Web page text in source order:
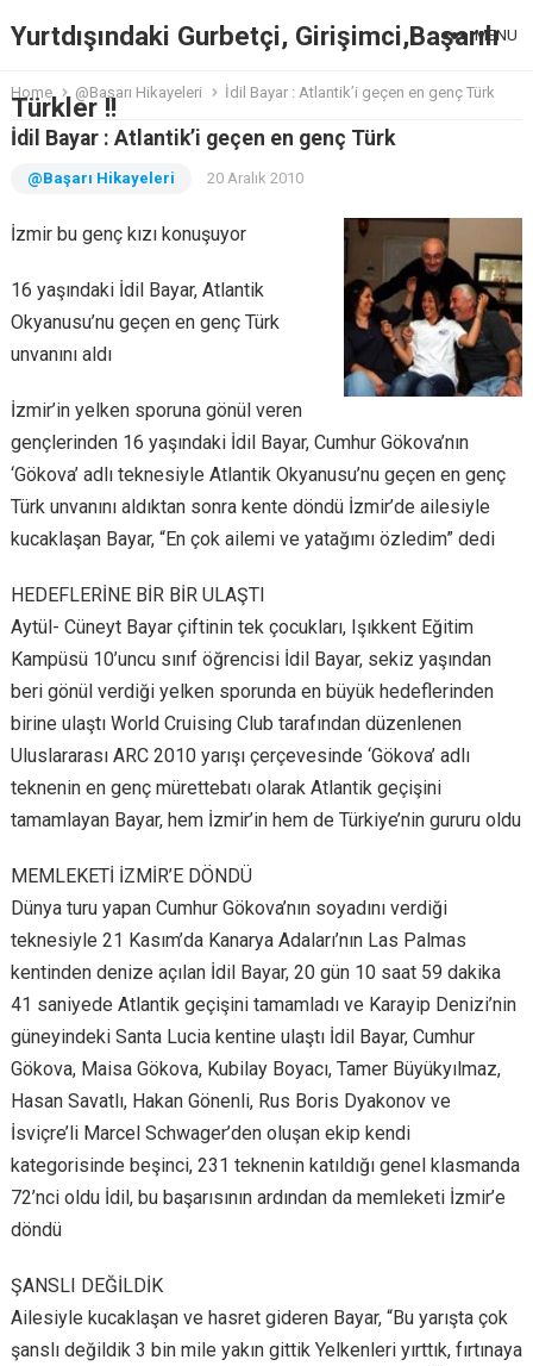
Yurtdışındaki Gurbetçi, Girişimci,Başarılı
Türkler !!
MENU
Home @Başarı Hikayeleri İdil Bayar : Atlantik’i geçen en genç Türk
İdil Bayar : Atlantik’i geçen en genç Türk
@Başarı Hikayeleri 20 Aralık 2010
İzmir bu genç kızı konuşuyor
16 yaşındaki İdil Bayar, Atlantik
Okyanusu’nu geçen en genç Türk
unvanını aldı
İzmir’in yelken sporuna gönül veren
gençlerinden 16 yaşındaki İdil Bayar, Cumhur Gökova’nın
‘Gökova’ adlı teknesiyle Atlantik Okyanusu’nu geçen en genç
Türk unvanını aldıktan sonra kente döndü İzmir’de ailesiyle
kucaklaşan Bayar, “En çok ailemi ve yatağımı özledim” dedi
HEDEFLERİNE BİR BİR ULAŞTI
Aytül- Cüneyt Bayar çiftinin tek çocukları, Işıkkent Eğitim
Kampüsü 10’uncu sınıf öğrencisi İdil Bayar, sekiz yaşından
beri gönül verdiği yelken sporunda en büyük hedeflerinden
birine ulaştı World Cruising Club tarafından düzenlenen
Uluslararası ARC 2010 yarışı çerçevesinde ‘Gökova’ adlı
teknenin en genç mürettebatı olarak Atlantik geçişini
tamamlayan Bayar, hem İzmir’in hem de Türkiye’nin gururu oldu
MEMLEKETİ İZMİR’E DÖNDÜ
Dünya turu yapan Cumhur Gökova’nın soyadını verdiği
teknesiyle 21 Kasım’da Kanarya Adaları’nın Las Palmas
kentinden denize açılan İdil Bayar, 20 gün 10 saat 59 dakika
41 saniyede Atlantik geçişini tamamladı ve Karayip Denizi’nin
güneyindeki Santa Lucia kentine ulaştı İdil Bayar, Cumhur
Gökova, Maisa Gökova, Kubilay Boyacı, Tamer Büyükyılmaz,
Hasan Savatlı, Hakan Gönenli, Rus Boris Dyakonov ve
İsviçre’li Marcel Schwager’den oluşan ekip kendi
kategorisinde beşinci, 231 teknenin katıldığı genel klasmanda
72’nci oldu İdil, bu başarısının ardından da memleketi İzmir’e
döndü
ŞANSLI DEĞİLDİK
Ailesiyle kucaklaşan ve hasret gideren Bayar, “Bu yarışta çok
şanslı değildik 3 bin mile yakın gittik Yelkenleri yırttık, fırtınaya